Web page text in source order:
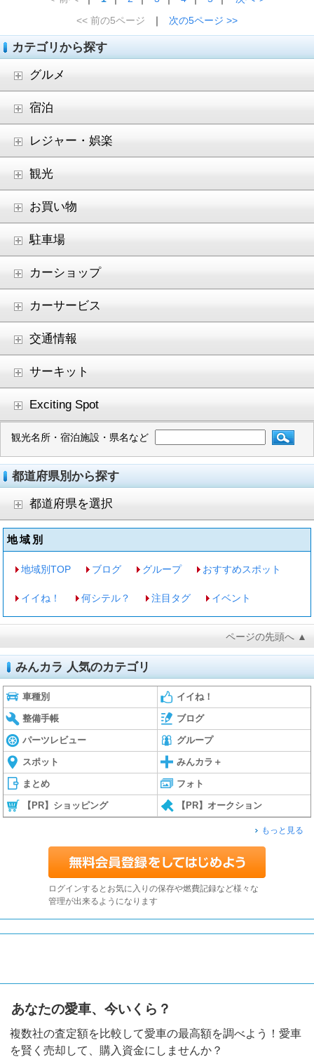
<< 前の5ページ
｜ 次の5ページ >>
カテゴリから探す
グルメ
宿泊
レジャー・娯楽
観光
お買い物
駐車場
カーショップ
カーサービス
交通情報
サーキット
Exciting Spot
観光名所・宿泊施設・県名など
都道府県別から探す
都道府県を選択
地域別
地域別TOP ブログ グループ おすすめスポット
イイね！ 何シテル？ 注目タグ イベント
ページの先頭へ ▲
みんカラ 人気のカテゴリ
車種別 イイね！
整備手帳 ブログ
パーツレビュー グループ
スポット みんカラ＋
まとめ フォト
【PR】ショッピング 【PR】オークション
もっと見る
ログインするとお気に入りの保存や燃費記録など様々な
管理が出来るようになります
あなたの愛車、今いくら？
複数社の査定額を比較して愛車の最高額を調べよう！愛車
を賢く売却して、購入資金にしませんか？